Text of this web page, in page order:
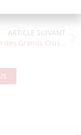
ARTICLE SUIVANT
Marathon des Grands Crus 2020